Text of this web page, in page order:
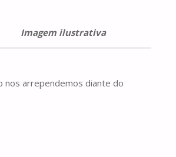
Imagem ilustrativa
nos arrependemos diante do